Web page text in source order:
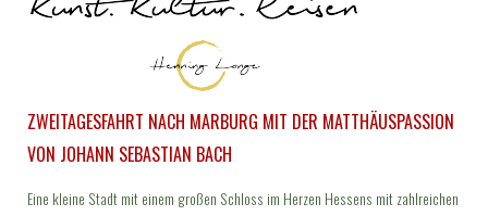
ZWEITAGESFAHRT NACH MARBURG MIT DER MATTHÄUSPASSION
VON JOHANN SEBASTIAN BACH
Eine kleine Stadt mit einem großen Schloss im Herzen Hessens mit zahlreichen